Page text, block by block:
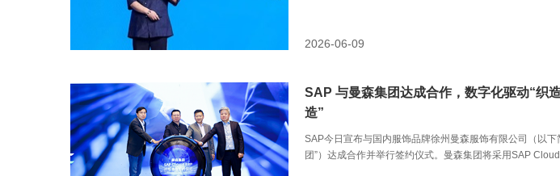
2026-06-09
SAP 与曼森集团达成合作，数字化驱动“织
造”
SAP今日宣布与国内服饰品牌徐州曼森服饰有限公司（以下
团”）达成合作并举行签约仪式。曼森集团将采用SAP Cloud